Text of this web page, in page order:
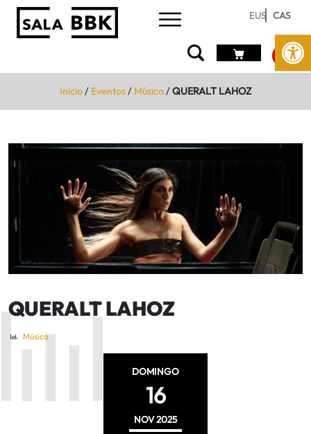
Abrir
EUS CAS
Inicio/ Eventos/ Música/QUERALT LAHOZ
QUERALT LAHOZ
Música
DOMINGO
16
NOV2025